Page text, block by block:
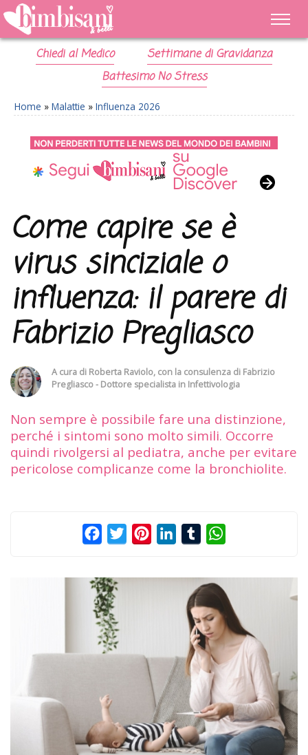
Chiedi al Medico
Settimane di Gravidanza
Battesimo No Stress
Home » Malattie » Influenza 2026
Come capire se è
virus sinciziale o
influenza: il parere di
Fabrizio Pregliasco
A cura di Roberta Raviolo, con la consulenza di Fabrizio
Pregliasco - Dottore specialista in Infettivologia
Non sempre è possibile fare una distinzione,
perché i sintomi sono molto simili. Occorre
quindi rivolgersi al pediatra, anche per evitare
pericolose complicanze come la bronchiolite.
FacebookTwitterPinterestLinkedInTumblr